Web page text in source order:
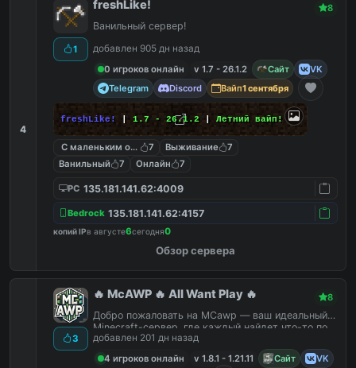
4
1
freshLike! 8
Ванильный сервер!
добавлен 905 дн назад
0 игроков онлайн
v 1.7 - 26.1.2 Сайт
VK
Telegram
Discord Вайп1 сентября
freshLike! 1.7 - 26.1.2 | Летний вайп!
С маленьким онлайном
7 Выживание
7
Ванильный
7 Онлайн 7
PC 135.181.141.62:4009
Bedrock 135.181.141.62:4157
копий IPв августе6сегодня0
Обзор сервера
3
🔥 McAWP 🔥 All Want Play 🔥 8
Добро пожаловать на MCawp — ваш идеальный
Minecraft-сервер, где каждый найдет что-то по
душе!
добавлен 201 дн назад
4 игроков онлайн
v 1.8.1 - 1.21.11 Сайт
VK